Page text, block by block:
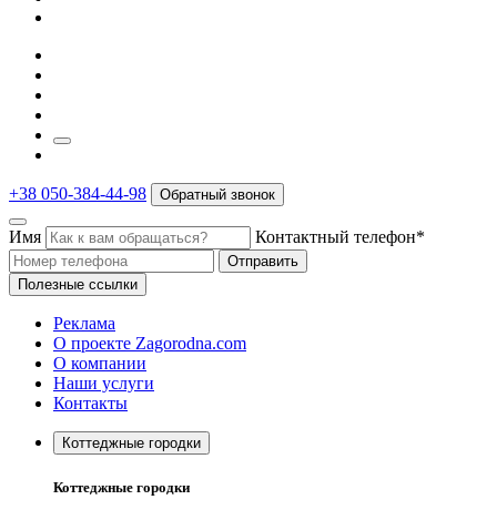
+38 050-384-44-98 Обратный звонок
Имя Контактный телефон*
Отправить
Полезные ссылки
Реклама
О проекте Zagorodna.com
О компании
Наши услуги
Контакты
Коттеджные городки
Коттеджные городки